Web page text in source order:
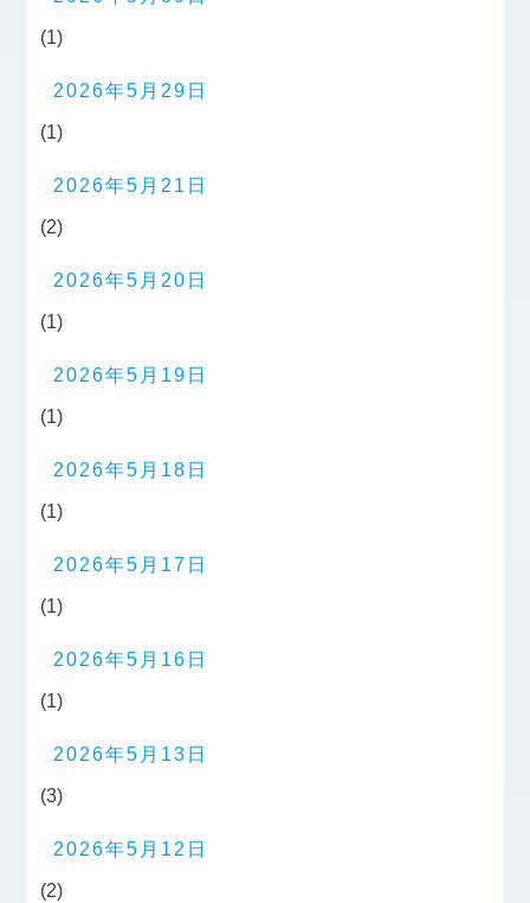
(1)
2026年5月29日
(1)
2026年5月21日
(2)
2026年5月20日
(1)
2026年5月19日
(1)
2026年5月18日
(1)
2026年5月17日
(1)
2026年5月16日
(1)
2026年5月13日
(3)
2026年5月12日
(2)